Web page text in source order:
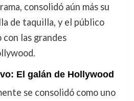
consolidó aún más su
de taquilla, y el público
con las grandes
El galán de Hollywood
se consolidó como uno